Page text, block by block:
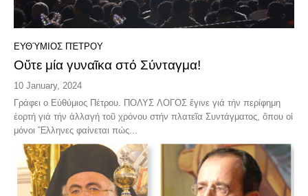
ΕΥΘΎΜΙΟΣ ΠΈΤΡΟΥ
Οὔτε μία γυναῖκα στό Σύνταγμα!
10 January, 2024
Γράφει ο Εὑθύμιος Πέτρου. ΠΟΛΥΣ ΛΟΓΟΣ ἔγινε γιά τήν περίφημη
ἑορτή γιά τήν ἀλλαγή τοῦ χρόνου στήν πλατεῖα Συντάγματος, ὅπου οἱ
μόνοι Ἕλληνες φαίνεται πώς...